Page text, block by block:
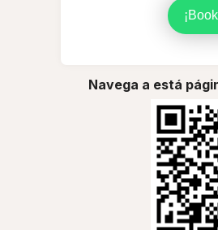
Navega a está